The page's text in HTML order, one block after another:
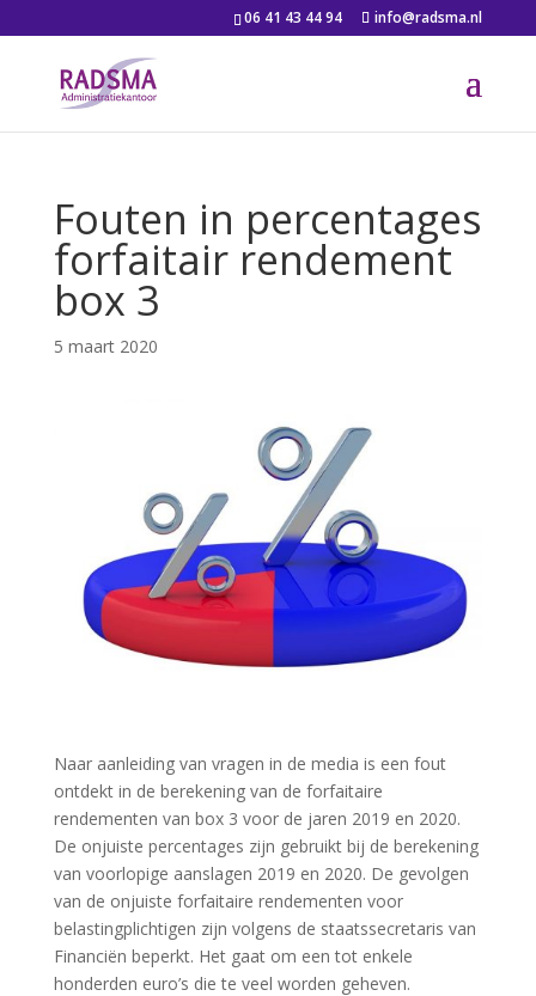
06 41 43 44 94 info@radsma.nl
Fouten in percentages
forfaitair rendement
box 3
5 maart 2020
Naar aanleiding van vragen in de media is een fout
ontdekt in de berekening van de forfaitaire
rendementen van box 3 voor de jaren 2019 en 2020.
De onjuiste percentages zijn gebruikt bij de berekening
van voorlopige aanslagen 2019 en 2020. De gevolgen
van de onjuiste forfaitaire rendementen voor
belastingplichtigen zijn volgens de staatssecretaris van
Financiën beperkt. Het gaat om een tot enkele
honderden euro’s die te veel worden geheven.